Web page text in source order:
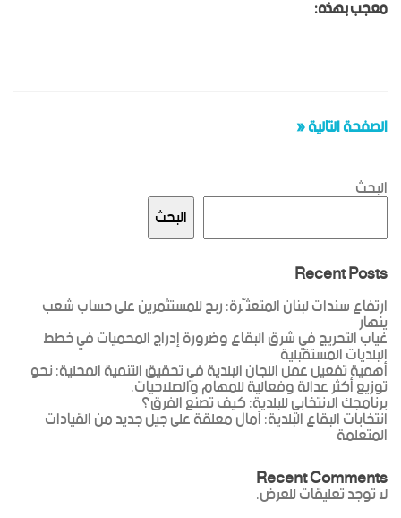
معجب بهذه:
الصفحة التالية «
البحث
البحث
Recent Posts
ارتفاع سندات لبنان المتعثّرة: ربح للمستثمرين على حساب شعب
ينهار
غياب التحريج في شرق البقاع وضرورة إدراج المحميات في خطط
البلديات المستقبلية
أهمية تفعيل عمل اللجان البلدية في تحقيق التنمية المحلية: نحو
توزيع أكثر عدالة وفعالية للمهام والصلاحيات.
برنامجك الانتخابي للبلدية: كيف تصنع الفرق؟
انتخابات البقاع البلدية: آمال معلقة على جيل جديد من القيادات
المتعلمة
Recent Comments
لا توجد تعليقات للعرض.